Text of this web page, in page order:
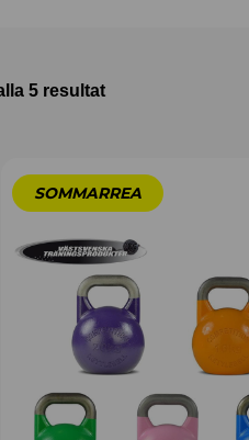
5 resultat